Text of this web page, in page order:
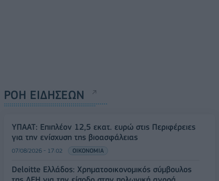
ΡΟΗ ΕΙΔΗΣΕΩΝ
ΥΠΑΑΤ: Επιπλέον 12,5 εκατ. ευρώ στις Περιφέρειες
για την ενίσχυση της βιοασφάλειας
07/08/2026 - 17:02 ΟΙΚΟΝΟΜΙΑ
Deloitte Ελλάδος: Χρηματοοικονομικός σύμβουλος